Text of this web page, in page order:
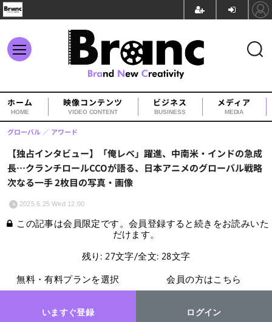
ホーム
HOME
映像コンテンツ
VIDEO CONTENT
ビジネス
BUSINESS
メディア
MEDIA
【独占インタビュー】「俺レベ」躍進、中南米・インドの急成
長…クランチロールCCOが語る、日本アニメのグローバル戦略
次なる一手 2枚目の写真・画像
グローバル アワード
2025.6.25 Wed 12:00
この記事は会員限定です。会員登録すると続きをお読みいた
だけます。
残り: 27文字/全文: 28文字
無料・有料プランを選択
いますぐ登録
会員の方はこちら
ログイン